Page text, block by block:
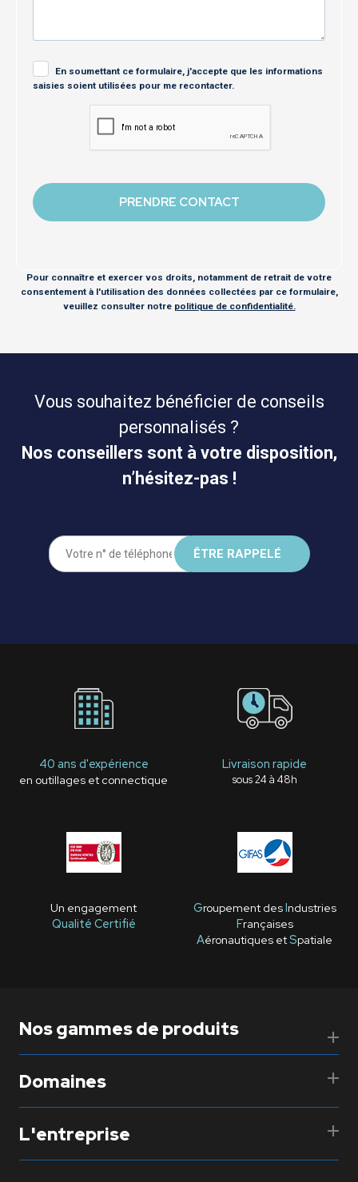
En soumettant ce formulaire, j'accepte que les informations
saisies soient utilisées pour me recontacter.
Pour connaître et exercer vos droits, notamment de retrait de votre
consentement à l'utilisation des données collectées par ce formulaire,
veuillez consulter notre politique de confidentialité.
Vous souhaitez bénéficier de conseils
personnalisés ?
Nos conseillers sont à votre disposition,
n’hésitez-pas !
40 ans d'expérience
en outillages et connectique
Livraison rapide
sous 24 à 48h
Un engagement
Qualité Certifié
Groupement desIndustries
Françaises
Aéronautiques etSpatiale
Nos gammes de produits
Domaines
L'entreprise